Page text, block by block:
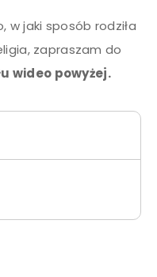
w jaki sposób rodziła
zapraszam do
wideo powyżej.